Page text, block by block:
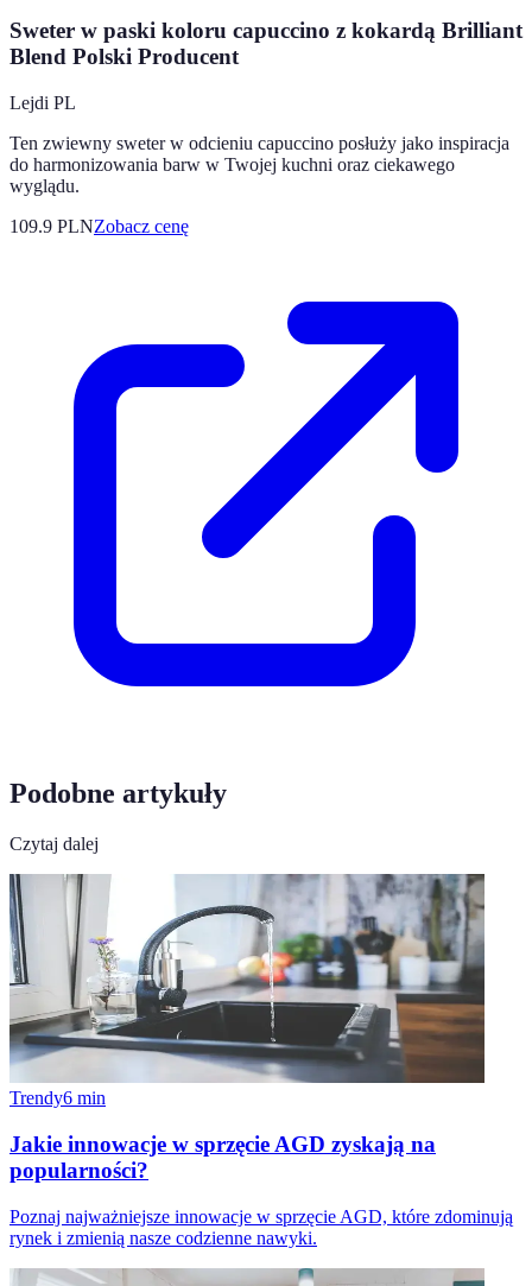
Sweter w paski koloru capuccino z kokardą Brilliant
Blend Polski Producent
Lejdi PL
Ten zwiewny sweter w odcieniu capuccino posłuży jako inspiracja
do harmonizowania barw w Twojej kuchni oraz ciekawego
wyglądu.
109.9 PLNZobacz cenę
Podobne artykuły
Czytaj dalej
Trendy6 min
Jakie innowacje w sprzęcie AGD zyskają na
popularności?
Poznaj najważniejsze innowacje w sprzęcie AGD, które zdominują
rynek i zmienią nasze codzienne nawyki.